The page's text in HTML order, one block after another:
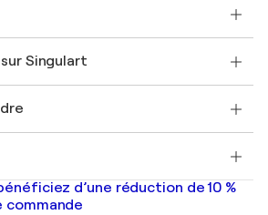
commercial
d'art original
qu'Artiste
Singulart
vendre
d’une réduction de 10 %
commande